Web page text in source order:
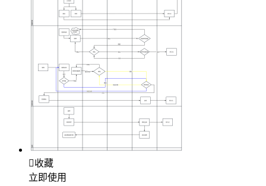
收藏
立即使用